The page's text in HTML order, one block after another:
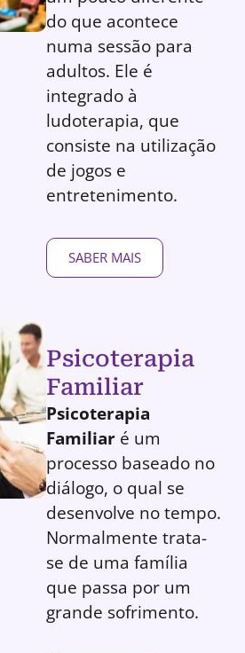
do que acontece
numa sessão para
adultos. Ele é
integrado à
ludoterapia, que
consiste na utilização
de jogos e
entretenimento.
SABER MAIS
Psicoterapia
Familiar
Psicoterapia
Familiar é um
processo baseado no
diálogo, o qual se
desenvolve no tempo.
Normalmente trata-
se de uma família
que passa por um
grande sofrimento.